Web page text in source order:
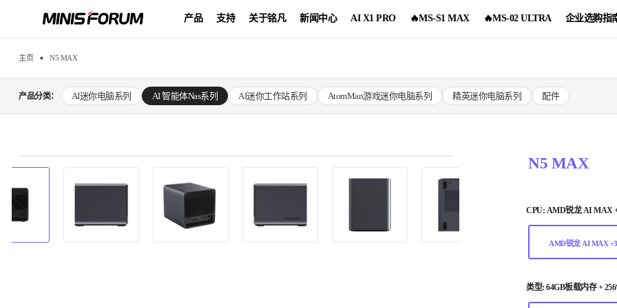
产品 支持 关于铭凡 新闻中心 AI X1 PRO 🔥MS-S1 MAX 🔥MS-02 ULTRA 企业选购指
主页 N5 MAX
产品分类： AI迷你电脑系列 AI 智能体Nas系列 AI迷你工作站系列 AtomMan游戏迷你电脑系列 精英迷你电脑系列 配件
N5 MAX
CPU: AMD锐龙 AI MAX
AMD锐龙 AI MAX
类型: 64GB板载内存 +